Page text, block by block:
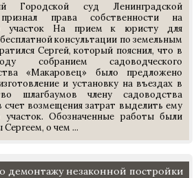
Городской суд Ленинградской
права собственности на
участок На прием к юристу для
консультации по земельным
Сергей, который пояснил, что в
собранием садоводческого
«Макаровец» было предложено
и установку на въездах в
шлагбаумов члену садоводства
счет возмещения затрат выделить ему
участок. Обозначенные работы были
о чем ...
демонтажу незаконной постройки